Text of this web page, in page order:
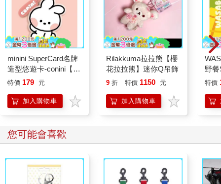
minini SuperCard名牌
造型悠遊卡-conini【受
託代銷】
特價 179 元
加入購物車
Rilakkuma拉拉熊【櫻
花拉拉熊】迷你Q吊飾
9 折 特價 1150 元
加入購物車
野
黃
特價
您可能會喜歡